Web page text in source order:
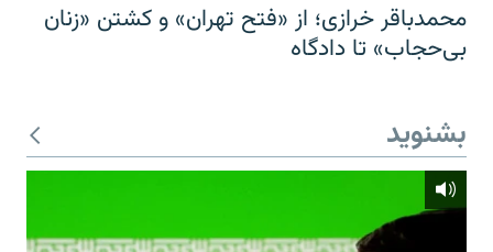
محمدباقر خرازی؛ از «فتح تهران» و کشتن «زنان
بی‌حجاب» تا دادگاه
بشنوید